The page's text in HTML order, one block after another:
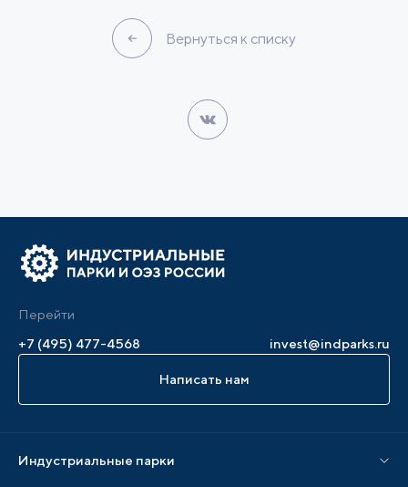
Вернуться к списку
Перейти
+7 (495) 477-4568
invest@indparks.ru
Написать нам
Индустриальные парки